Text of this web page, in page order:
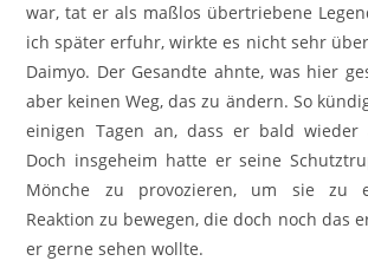
war, tat er als maßlos übertriebene
ich später erfuhr, wirkte es nicht sehr
Daimyo. Der Gesandte ahnte, was hier
aber keinen Weg, das zu ändern. So
einigen Tagen an, dass er bald wieder
Doch insgeheim hatte er seine
Mönche zu provozieren, um sie zu
Reaktion zu bewegen, die doch noch das
er gerne sehen wollte.